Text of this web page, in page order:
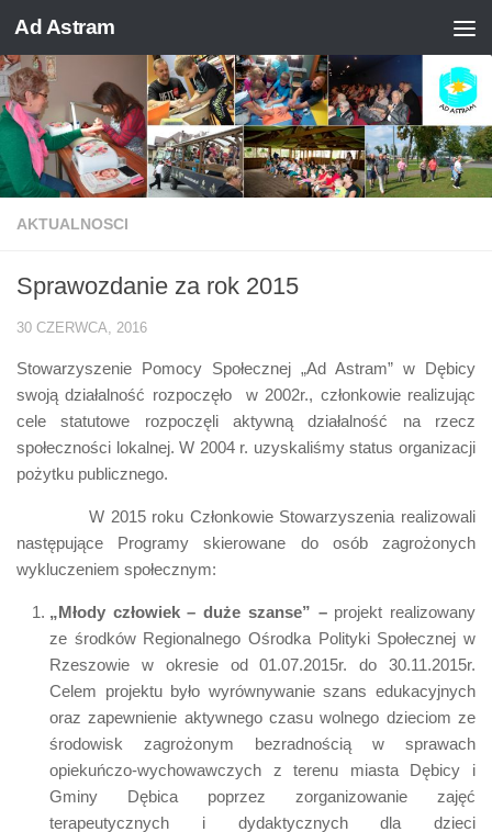
Skip to content
Ad Astram
AKTUALNOSCI
Sprawozdanie za rok 2015
30 CZERWCA, 2016
Stowarzyszenie Pomocy Społecznej „Ad Astram” w Dębicy
swoją działalność rozpoczęło w 2002r., członkowie realizując
cele statutowe rozpoczęli aktywną działalność na rzecz
społeczności lokalnej. W 2004 r. uzyskaliśmy status organizacji
pożytku publicznego.
W 2015 roku Członkowie Stowarzyszenia realizowali
następujące Programy skierowane do osób zagrożonych
wykluczeniem społecznym:
„Młody człowiek – duże szanse” –projekt realizowany
ze środków Regionalnego Ośrodka Polityki Społecznej w
Rzeszowie w okresie od 01.07.2015r. do 30.11.2015r.
Celem projektu było wyrównywanie szans edukacyjnych
oraz zapewnienie aktywnego czasu wolnego dzieciom ze
środowisk zagrożonym bezradnością w sprawach
opiekuńczo-wychowawczych z terenu miasta Dębicy i
Gminy Dębica poprzez zorganizowanie zajęć
terapeutycznych i dydaktycznych dla dzieci